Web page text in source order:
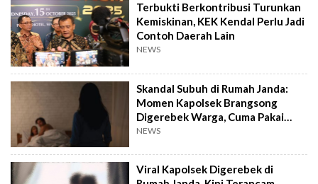
Terbukti Berkontribusi Turunkan
Kemiskinan, KEK Kendal Perlu Jadi
Contoh Daerah Lain
NEWS
Skandal Subuh di Rumah Janda:
Momen Kapolsek Brangsong
Digerebek Warga, Cuma Pakai
Sarung dan Kaos
NEWS
Viral Kapolsek Digerebek di